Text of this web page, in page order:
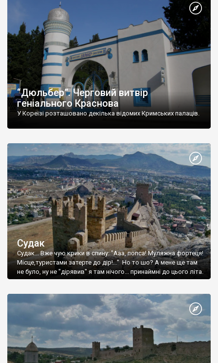
“Дюльбер”. Черговий витвір
геніального Краснова
У Кореїзі розташовано декілька відомих Кримських палаців.
Судак
Судак... Вже чую крики в спину: "Ааа, попса! Муляжна фортеця!
Місце,туристами затерте до дір!..." Но то шо? А мене ще там
не було, ну не "дірявив" я там нічого... принаймні до цього літа.